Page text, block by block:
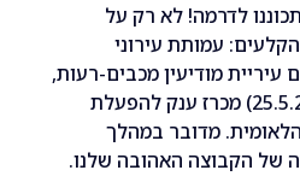
לא רק על
עירוני
מכבים-רעות,
25.5.25) מכרז ענק להפעלת
במהלך
האהובה שלנו.